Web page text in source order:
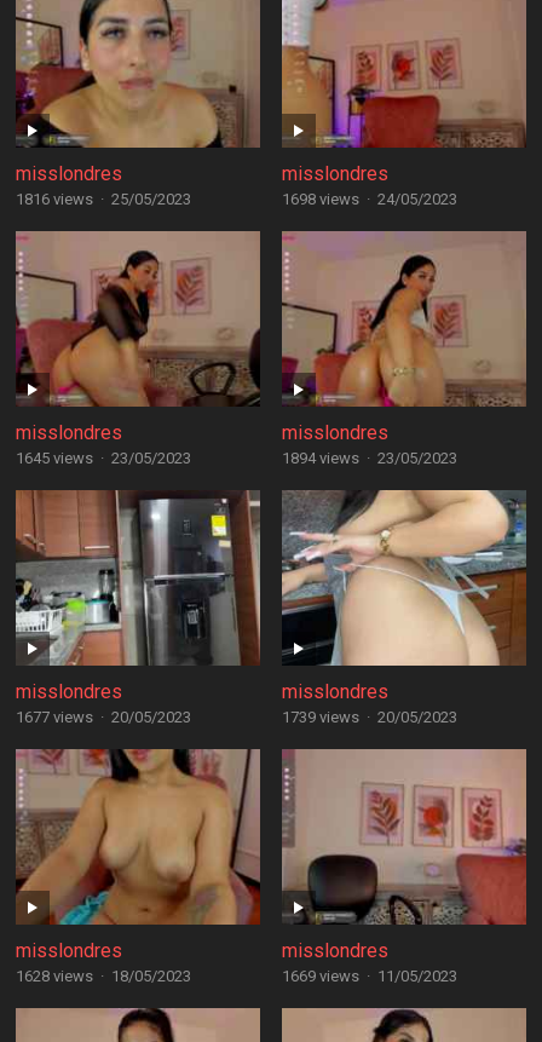
misslondres
1816 views · 25/05/2023
misslondres
1698 views · 24/05/2023
misslondres
1645 views · 23/05/2023
misslondres
1894 views · 23/05/2023
misslondres
1677 views · 20/05/2023
misslondres
1739 views · 20/05/2023
misslondres
1628 views · 18/05/2023
misslondres
1669 views · 11/05/2023